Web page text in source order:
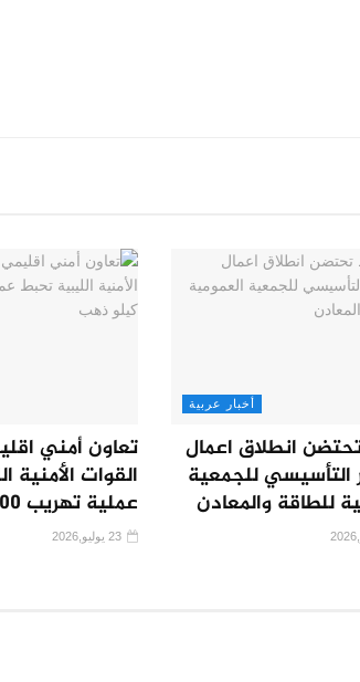
أخبار عربية
تحتضن انطلاق اعمال
التأسيسي للجمعية
للطاقة والمعادن
تعاون أمني
القوات الأمنية
عملية تهريب 100 كيلو ذهب